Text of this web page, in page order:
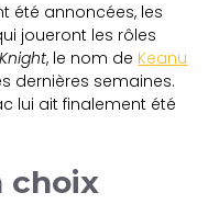
été annoncées, les
joueront les rôles
, le nom de Keanu
dernières semaines.
lui ait finalement été
choix